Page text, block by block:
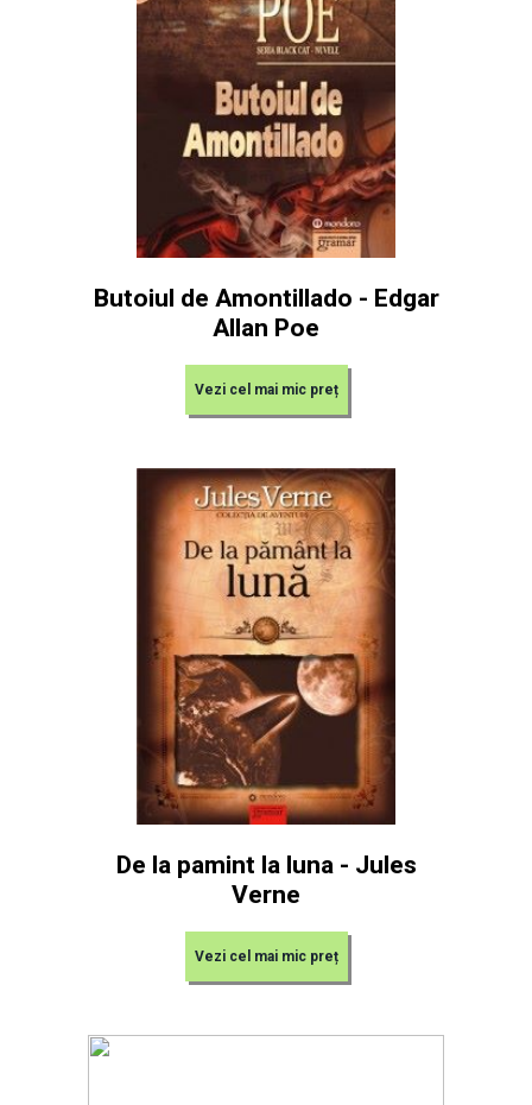
Butoiul de Amontillado - Edgar
Allan Poe
Vezi cel mai mic preț
De la pamint la luna - Jules
Verne
Vezi cel mai mic preț